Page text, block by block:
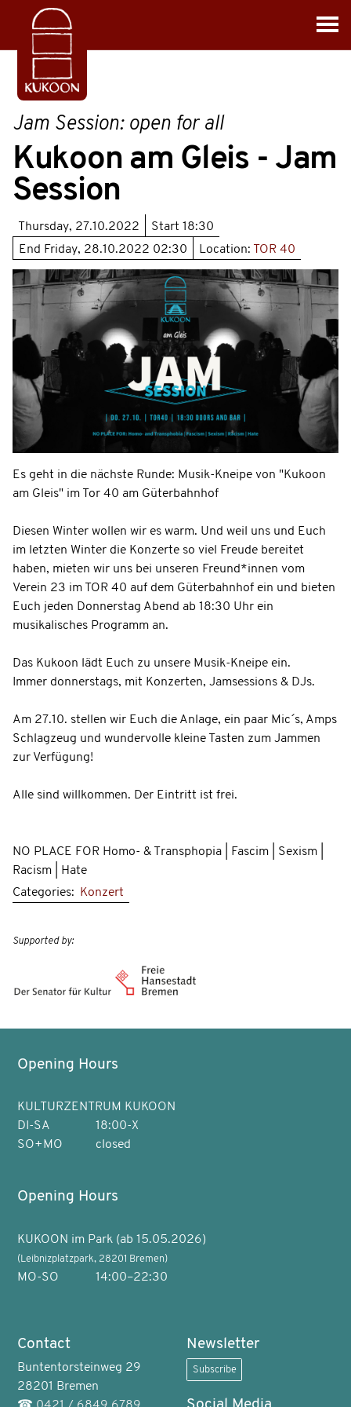
Jam Session: open for all
Kukoon am Gleis - Jam
Session
Thursday, 27.10.2022 Start 18:30
End Friday, 28.10.2022 02:30 Location: TOR 40
Es geht in die nächste Runde: Musik-Kneipe von "Kukoon
am Gleis" im Tor 40 am Güterbahnhof
Diesen Winter wollen wir es warm. Und weil uns und Euch
im letzten Winter die Konzerte so viel Freude bereitet
haben, mieten wir uns bei unseren Freund*innen vom
Verein 23 im TOR 40 auf dem Güterbahnhof ein und bieten
Euch jeden Donnerstag Abend ab 18:30 Uhr ein
musikalisches Programm an.
Das Kukoon lädt Euch zu unsere Musik-Kneipe ein.
Immer donnerstags, mit Konzerten, Jamsessions & DJs.
Am 27.10. stellen wir Euch die Anlage, ein paar Mic´s, Amps
Schlagzeug und wundervolle kleine Tasten zum Jammen
zur Verfügung!
Alle sind willkommen. Der Eintritt ist frei.
NO PLACE FOR Homo- & Transphopia | Fascim | Sexism |
Racism | Hate
Categories: Konzert
Supported by:
Opening Hours
KULTURZENTRUM KUKOON
DI-SA
18:00-X
SO+MO
closed
Opening Hours
KUKOON im Park (ab 15.05.2026)
(Leibnizplatzpark, 28201 Bremen)
MO-SO 14:00–22:30
Contact
Buntentorsteinweg 29
28201 Bremen
Newsletter
Subscribe